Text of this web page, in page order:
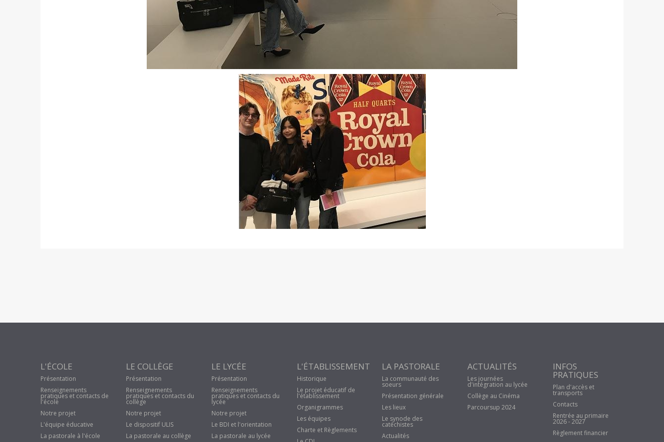
L'ÉCOLE
Présentation
Renseignements
pratiques et contacts de
l'école
Notre projet
L'équipe éducative
La pastorale à l'école
LE COLLÈGE
Présentation
Renseignements
pratiques et contacts du
collège
Notre projet
Le dispositif ULIS
La pastorale au collège
LE LYCÉE
Présentation
Renseignements
pratiques et contacts du
lycée
Notre projet
Le BDI et l'orientation
La pastorale au lycée
L'ÉTABLISSEMENT
Historique
Le projet éducatif de
l'établissement
Organigrammes
Les équipes
Charte et Règlements
LA PASTORALE
La communauté des
soeurs
Présentation générale
Les lieux
Le synode des
catéchistes
Actualités
ACTUALITÉS
Les journées
d'intégration au lycée
Collège au Cinéma
Parcoursup 2024
INFOS
PRATIQUES
Plan d'accès et
transports
Contacts
Rentrée au primaire
2026 - 2027
Règlement financier